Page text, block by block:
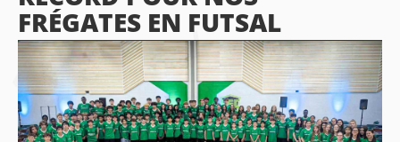
FRÉGATES EN FUTSAL